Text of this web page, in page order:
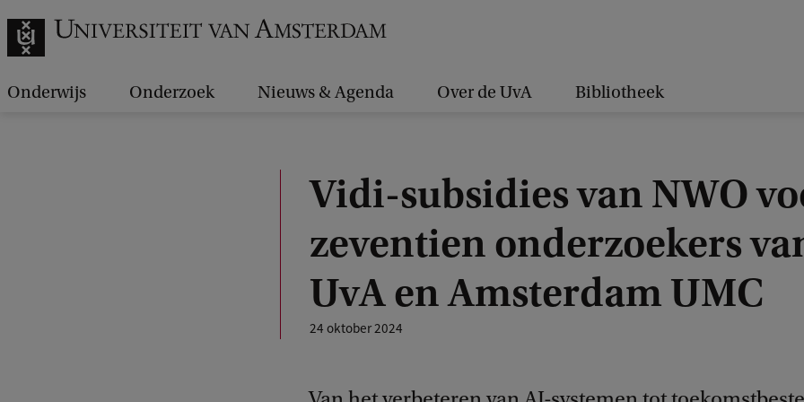
Onderwijs Onderzoek Nieuws & Agenda Over de UvA Bibliotheek
Vidi-subsidies van NWO
zeventien onderzoekers
UvA en Amsterdam UMC
24 oktober 2024